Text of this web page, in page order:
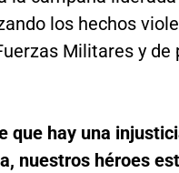
los hechos
Militares y de
que hay una
nuestros héroes